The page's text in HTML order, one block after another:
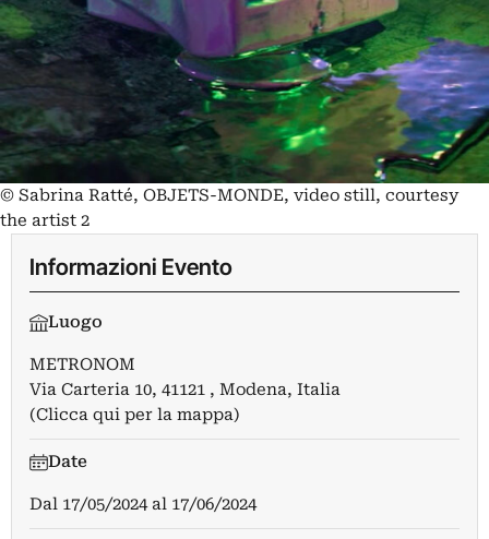
© Sabrina Ratté, OBJETS-MONDE, video still, courtesy
the artist 2
Informazioni Evento
Luogo
METRONOM
Via Carteria 10, 41121 , Modena, Italia
(Clicca qui per la mappa)
Date
Dal 17/05/2024al 17/06/2024